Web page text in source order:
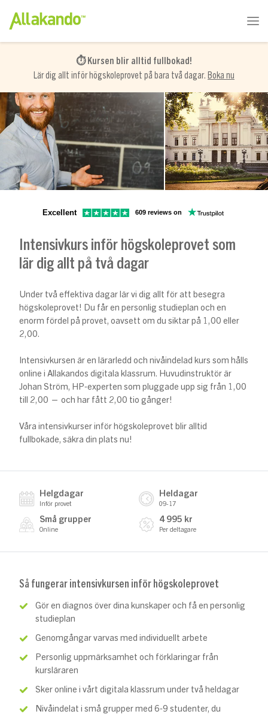
⏱️ Kursen blir alltid fullbokad!
Lär dig allt inför högskoleprovet på bara två dagar. Boka nu
Excellent 609 reviews on
Intensivkurs inför högskoleprovet som
lär dig allt på två dagar
Under två effektiva dagar lär vi dig allt för att besegra
högskoleprovet! Du får en personlig studieplan och en
enorm fördel på provet, oavsett om du siktar på 1,00 eller
2,00.
Intensivkursen är en lärarledd och nivåindelad kurs som hålls
online i Allakandos digitala klassrum. Huvudinstruktör är
Johan Ström, HP-experten som pluggade upp sig från 1,00
till 2,00 — och har fått 2,00 tio gånger!
Våra intensivkurser inför högskoleprovet blir alltid
fullbokade, säkra din plats nu!
Helgdagar
Inför provet
Heldagar
09-17
Små grupper
Online
4 995 kr
Per deltagare
Så fungerar intensivkursen inför högskoleprovet
Gör en diagnos över dina kunskaper och få en personlig
studieplan
Genomgångar varvas med individuellt arbete
Personlig uppmärksamhet och förklaringar från
kursläraren
Sker online i vårt digitala klassrum under två heldagar
Nivåindelat i små grupper med 6-9 studenter, du